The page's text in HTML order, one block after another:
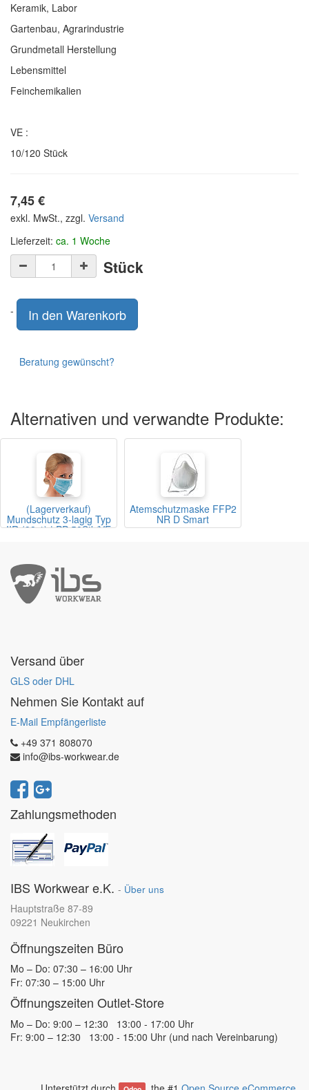
Keramik, Labor
Gartenbau, Agrarindustrie
Grundmetall Herstellung
Lebensmittel
Feinchemikalien
VE :
10/120 Stück
7,45€
exkl. MwSt., zzgl. Versand
Lieferzeit: ca. 1 Woche
Stück
- In den Warenkorb
Beratung gewünscht?
Alternativen und verwandte Produkte:
(Lagerverkauf)
Mundschutz 3-lagig Typ
IIR (98%) | PP 50Stk/VE
Atemschutzmaske FFP2
NR D Smart
Versand über
GLS oder DHL
Nehmen Sie Kontakt auf
E-Mail Empfängerliste
+49 371 808070
info@ibs-workwear.de
Zahlungsmethoden
IBS Workwear e.K. - Über uns
Hauptstraße 87-89
09221 Neukirchen
Öffnungszeiten Büro
Mo – Do: 07:30 – 16:00 Uhr
Fr: 07:30 – 15:00 Uhr
Öffnungszeiten Outlet-Store
Mo – Do: 9:00 – 12:30 13:00 - 17:00 Uhr
Fr: 9:00 – 12:30 13:00 - 15:00 Uhr (und nach Vereinbarung)